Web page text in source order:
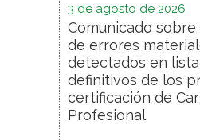
3 de agosto de 2026
Comunicado
de errores
detectados en
definitivos de los
certificación de
Profesional